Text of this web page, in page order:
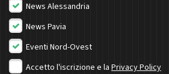
News Alessandria
News Pavia
Eventi Nord-Ovest
Accetto l'iscrizione e la Privacy Policy